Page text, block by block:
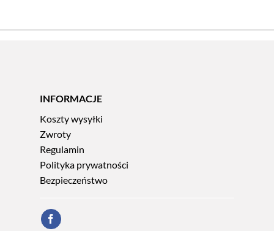
INFORMACJE
Koszty wysyłki
Zwroty
Regulamin
Polityka prywatności
Bezpieczeństwo